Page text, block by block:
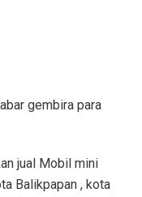
gembira para
jual Mobil mini
Balikpapan , kota